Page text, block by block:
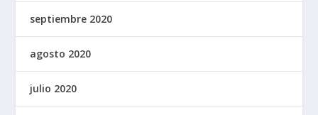
septiembre 2020
agosto 2020
julio 2020